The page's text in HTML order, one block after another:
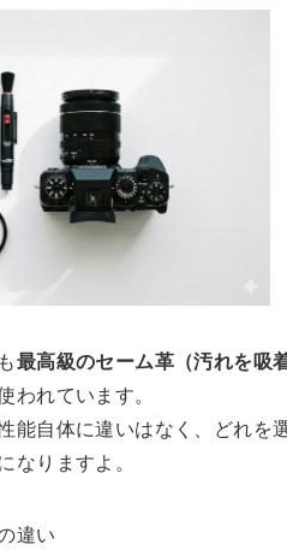
最高級のセーム革（汚れを吸
われています。
能自体に違いはなく、どれを
なりますよ。
違い